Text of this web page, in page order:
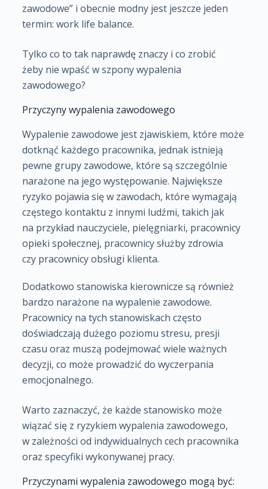
zawodowe” i obecnie modny jest jeszcze jeden
termin: work life balance.
Tylko co to tak naprawdę znaczy i co zrobić
żeby nie wpaść w szpony wypalenia
zawodowego?
Przyczyny wypalenia zawodowego
Wypalenie zawodowe jest zjawiskiem, które może
dotknąć każdego pracownika, jednak istnieją
pewne grupy zawodowe, które są szczególnie
narażone na jego występowanie. Największe
ryzyko pojawia się w zawodach, które wymagają
częstego kontaktu z innymi ludźmi, takich jak
na przykład nauczyciele, pielęgniarki, pracownicy
opieki społecznej, pracownicy służby zdrowia
czy pracownicy obsługi klienta.
Dodatkowo stanowiska kierownicze są również
bardzo narażone na wypalenie zawodowe.
Pracownicy na tych stanowiskach często
doświadczają dużego poziomu stresu, presji
czasu oraz muszą podejmować wiele ważnych
decyzji, co może prowadzić do wyczerpania
emocjonalnego.
Warto zaznaczyć, że każde stanowisko może
wiązać się z ryzykiem wypalenia zawodowego,
w zależności od indywidualnych cech pracownika
oraz specyfiki wykonywanej pracy.
Przyczynami wypalenia zawodowego mogą być: